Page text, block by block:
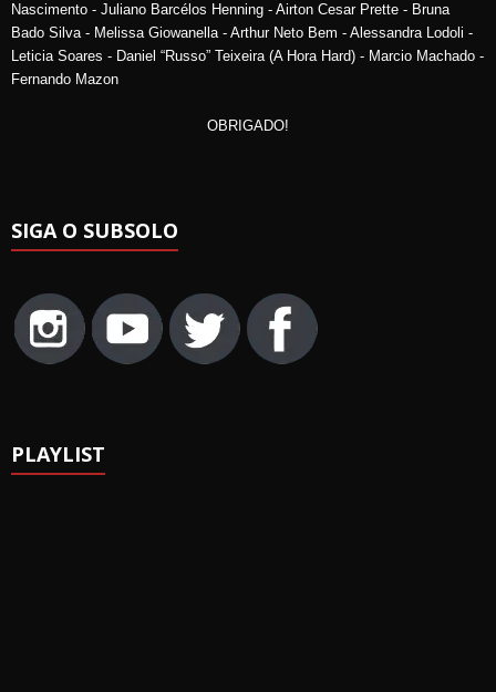
Nascimento - Juliano Barcélos Henning - Airton Cesar Prette - Bruna
Bado Silva - Melissa Giowanella - Arthur Neto Bem - Alessandra Lodoli -
Leticia Soares - Daniel “Russo” Teixeira (A Hora Hard) - Marcio Machado -
Fernando Mazon
OBRIGADO!
SIGA O SUBSOLO
PLAYLIST